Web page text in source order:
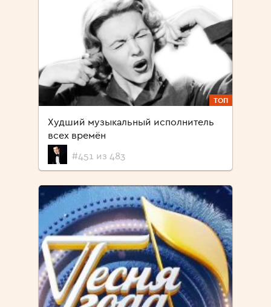
ТОП
Худший музыкальный исполнитель
всех времён
#451 из 483